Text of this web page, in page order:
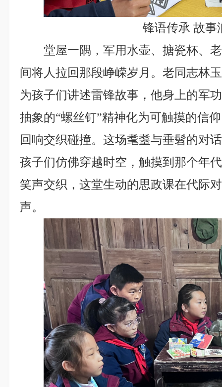
锋语传承 故事
堂屋一隅，军用水壶、搪瓷杯、
间将人拉回那段峥嵘岁月。老同志林
为孩子们讲述雷锋故事，他身上的军
抽象的“螺丝钉”精神化为可触摸的信
回响交织碰撞。这场耄耋与垂髫的对
孩子们仿佛穿越时空，触摸到那个年
笑声交织，这堂生动的思政课在代际
声。